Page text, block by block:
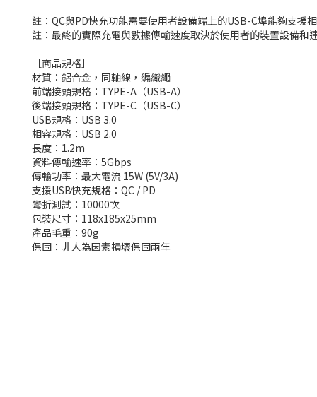
註：QC與PD快充功能需要使用者設備端上的USB-C埠能夠支
註：最終的實際充電與數據傳輸速度取決於使用者的裝置設備和
［商品規格］
材質：鋁合金，同軸線，編織繩
前端接頭規格：TYPE-A（USB-A）
後端接頭規格：TYPE-C（USB-C）
USB規格：USB 3.0
相容規格：USB 2.0
長度：1.2m
資料傳輸速率：5Gbps
傳輸功率：最大電流 15W (5V/3A)
支援USB快充規格：QC / PD
彎折測試：10000次
包裝尺寸：118x185x25mm
產品毛重：90g
保固：非人為因素損壞保固兩年